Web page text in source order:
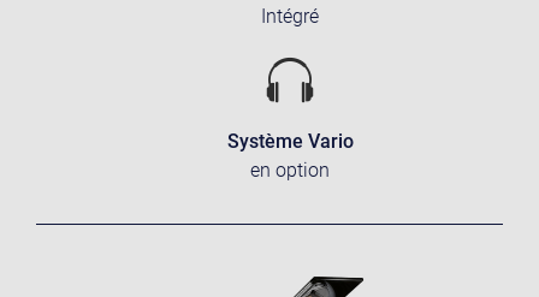
Intégré
Système Vario
en option